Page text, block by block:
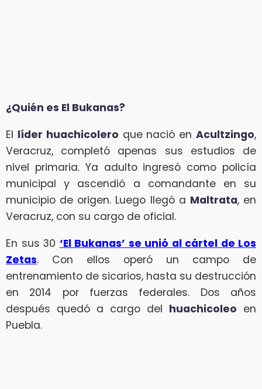
¿Quién es El Bukanas?
El líder huachicolero que nació enAcultzingo,
Veracruz, completó apenas sus estudios de
nivel primaria. Ya adulto ingresó como policía
municipal y ascendió a comandante en su
municipio de origen. Luego llegó a Maltrata, en
Veracruz, con su cargo de oficial.
En sus 30 ‘El Bukanas’ se unió al cártel de Los
Zetas. Con ellos operó un campo de
entrenamiento de sicarios, hasta su destrucción
en 2014 por fuerzas federales. Dos años
después quedó a cargo del huachicoleo en
Puebla.